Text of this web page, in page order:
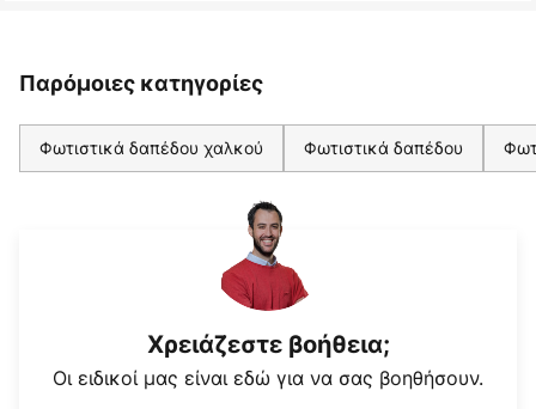
Παρόμοιες κατηγορίες
Φωτιστικά δαπέδου χαλκού Φωτιστικά δαπέδου
Χρειάζεστε βοήθεια;
Οι ειδικοί μας είναι εδώ για να σας βοηθήσουν.